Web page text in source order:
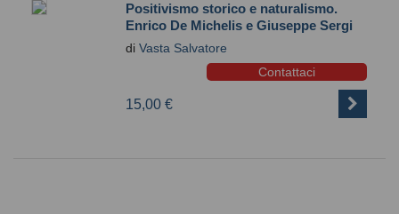
Positivismo storico e naturalismo.
Enrico De Michelis e Giuseppe Sergi
di Vasta Salvatore
Contattaci
15,00 €